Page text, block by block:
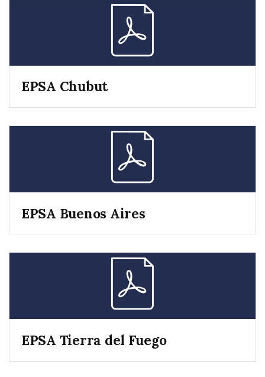
EPSA Chubut
EPSA Buenos Aires
EPSA Tierra del Fuego